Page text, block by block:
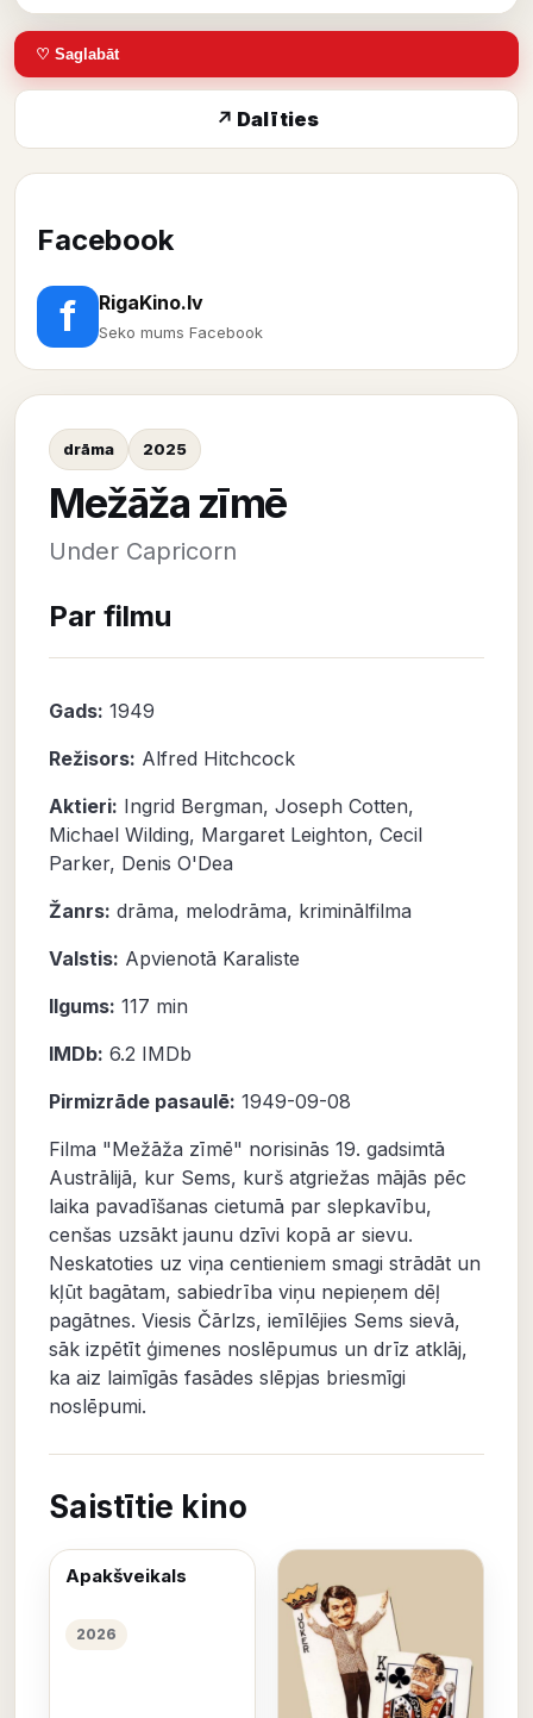
♡ Saglabāt
↗ Dalīties
Facebook
f RigaKino.lv
Seko mums Facebook
drāma 2025
Mežāža zīmē
Under Capricorn
Par filmu
Gads: 1949
Režisors: Alfred Hitchcock
Aktieri: Ingrid Bergman, Joseph Cotten,
Michael Wilding, Margaret Leighton, Cecil
Parker, Denis O'Dea
Žanrs: drāma, melodrāma, kriminālfilma
Valstis: Apvienotā Karaliste
Ilgums: 117 min
IMDb: 6.2 IMDb
Pirmizrāde pasaulē: 1949-09-08
Filma "Mežāža zīmē" norisinās 19. gadsimtā
Austrālijā, kur Sems, kurš atgriežas mājās pēc
laika pavadīšanas cietumā par slepkavību,
cenšas uzsākt jaunu dzīvi kopā ar sievu.
Neskatoties uz viņa centieniem smagi strādāt un
kļūt bagātam, sabiedrība viņu nepieņem dēļ
pagātnes. Viesis Čārlzs, iemīlējies Sems sievā,
sāk izpētīt ģimenes noslēpumus un drīz atklāj,
ka aiz laimīgās fasādes slēpjas briesmīgi
noslēpumi.
Saistītie kino
Apakšveikals
2026